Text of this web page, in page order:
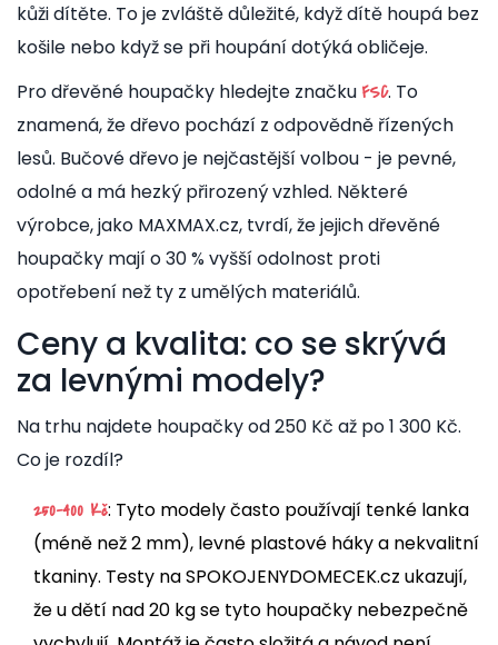
kůži dítěte. To je zvláště důležité, když dítě houpá bez
košile nebo když se při houpání dotýká obličeje.
Pro dřevěné houpačky hledejte značku FSC. To
znamená, že dřevo pochází z odpovědně řízených
lesů. Bučové dřevo je nejčastější volbou - je pevné,
odolné a má hezký přirozený vzhled. Některé
výrobce, jako MAXMAX.cz, tvrdí, že jejich dřevěné
houpačky mají o 30 % vyšší odolnost proti
opotřebení než ty z umělých materiálů.
Ceny a kvalita: co se skrývá
za levnými modely?
Na trhu najdete houpačky od 250 Kč až po 1 300 Kč.
Co je rozdíl?
250-400 Kč: Tyto modely často používají tenké lanka
(méně než 2 mm), levné plastové háky a nekvalitní
tkaniny. Testy na SPOKOJENYDOMECEK.cz ukazují,
že u dětí nad 20 kg se tyto houpačky nebezpečně